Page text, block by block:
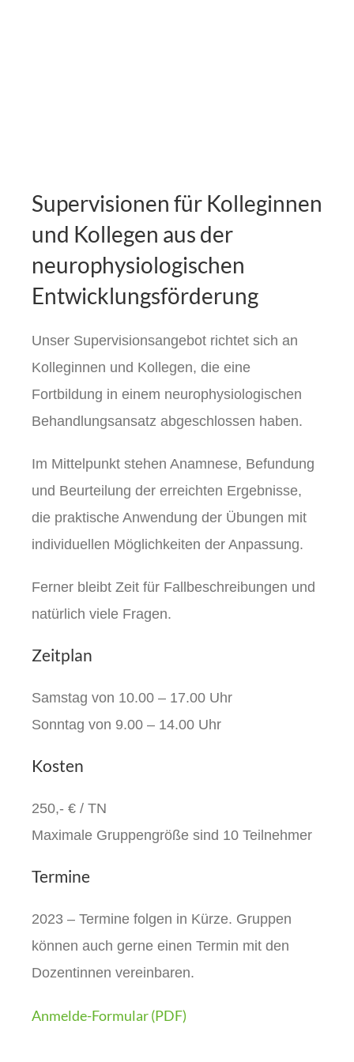
Supervisionen für Kolleginnen
und Kollegen aus der
neurophysiologischen
Entwicklungsförderung
Unser Supervisionsangebot richtet sich an
Kolleginnen und Kollegen, die eine
Fortbildung in einem neurophysiologischen
Behandlungsansatz abgeschlossen haben.
Im Mittelpunkt stehen Anamnese, Befundung
und Beurteilung der erreichten Ergebnisse,
die praktische Anwendung der Übungen mit
individuellen Möglichkeiten der Anpassung.
Ferner bleibt Zeit für Fallbeschreibungen und
natürlich viele Fragen.
Zeitplan
Samstag von 10.00 – 17.00 Uhr
Sonntag von 9.00 – 14.00 Uhr
Kosten
250,- € / TN
Maximale Gruppengröße sind 10 Teilnehmer
Termine
2023 – Termine folgen in Kürze. Gruppen
können auch gerne einen Termin mit den
Dozentinnen vereinbaren.
Anmelde-Formular (PDF)